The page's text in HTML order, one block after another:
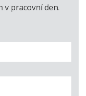
v pracovní den.